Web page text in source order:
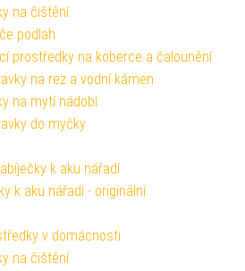
na čištění
podlah
prostředky na koberce a čalounění
na rez a vodní kámen
na mytí nádobí
do myčky
k aku nářadí
k aku nářadí - originální
v domácnosti
na čištění